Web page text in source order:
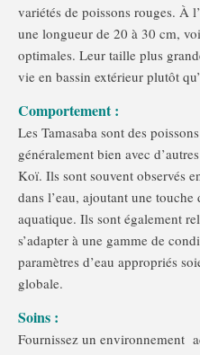
variétés de poissons rouges. À
une longueur de 20 à 30 cm,
optimales. Leur taille plus
vie en bassin extérieur plutôt
Comportement :
Les Tamasaba sont des
généralement bien avec
Koï. Ils sont souvent observés
dans l’eau, ajoutant une
aquatique. Ils sont également
s’adapter à une gamme de
paramètres d’eau appropriés
globale.
Soins :
Fournissez un environnement